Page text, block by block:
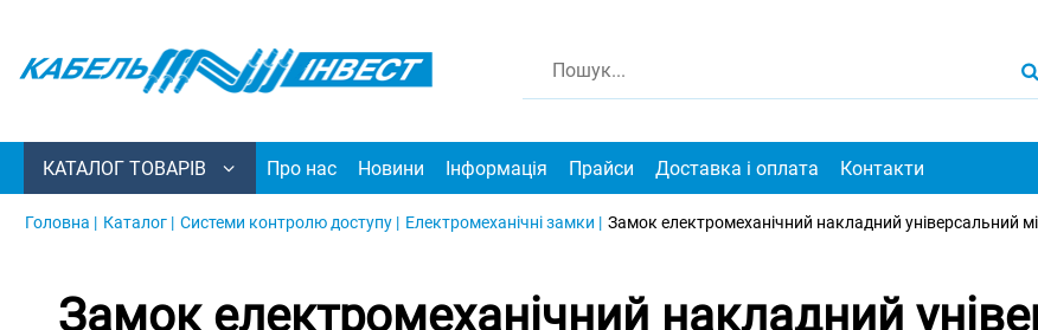
КАТАЛОГ ТОВАРІВ Про нас Новини Інформація Прайси Доставка і оплата Контакти
Головна | Каталог | Системи контролю доступу | Електромеханічні замки | Замок електромеханічний накладний
Замок електромеханічний накладний